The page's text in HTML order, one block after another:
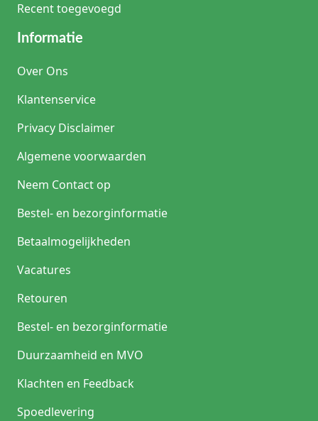
Recent toegevoegd
Informatie
Over Ons
Klantenservice
Privacy Disclaimer
Algemene voorwaarden
Neem Contact op
Bestel- en bezorginformatie
Betaalmogelijkheden
Vacatures
Retouren
Bestel- en bezorginformatie
Duurzaamheid en MVO
Klachten en Feedback
Spoedlevering